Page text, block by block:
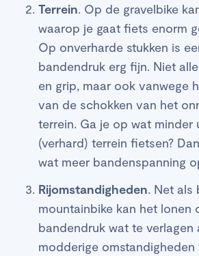
Terrein. Op de gravelbike
waarop je gaat fiets enorm
Op onverharde stukken is
bandendruk erg fijn. Niet
en grip, maar ook vanwege
van de schokken van het
terrein. Ga je op wat minder
(verhard) terrein fietsen?
wat meer bandenspanning
Rijomstandigheden. Net als
mountainbike kan het lonen
bandendruk wat te verlagen
modderige